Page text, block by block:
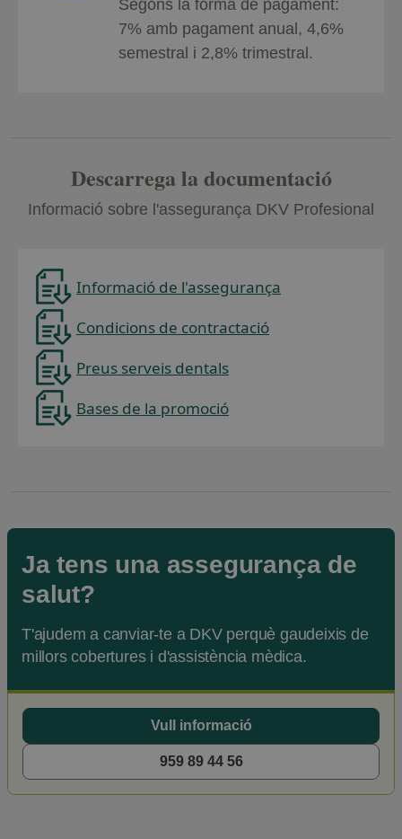
Segons la forma de pagament:
7% amb pagament anual, 4,6%
semestral i 2,8% trimestral.
Descarrega la documentació
Informació sobre l'assegurança DKV Profesional
Informació de l'assegurança
Condicions de contractació
Preus serveis dentals
Bases de la promoció
Ja tens una assegurança de
salut?
T'ajudem a canviar-te a DKV perquè gaudeixis de
millors cobertures i d'assistència mèdica.
Vull informació
959 89 44 56